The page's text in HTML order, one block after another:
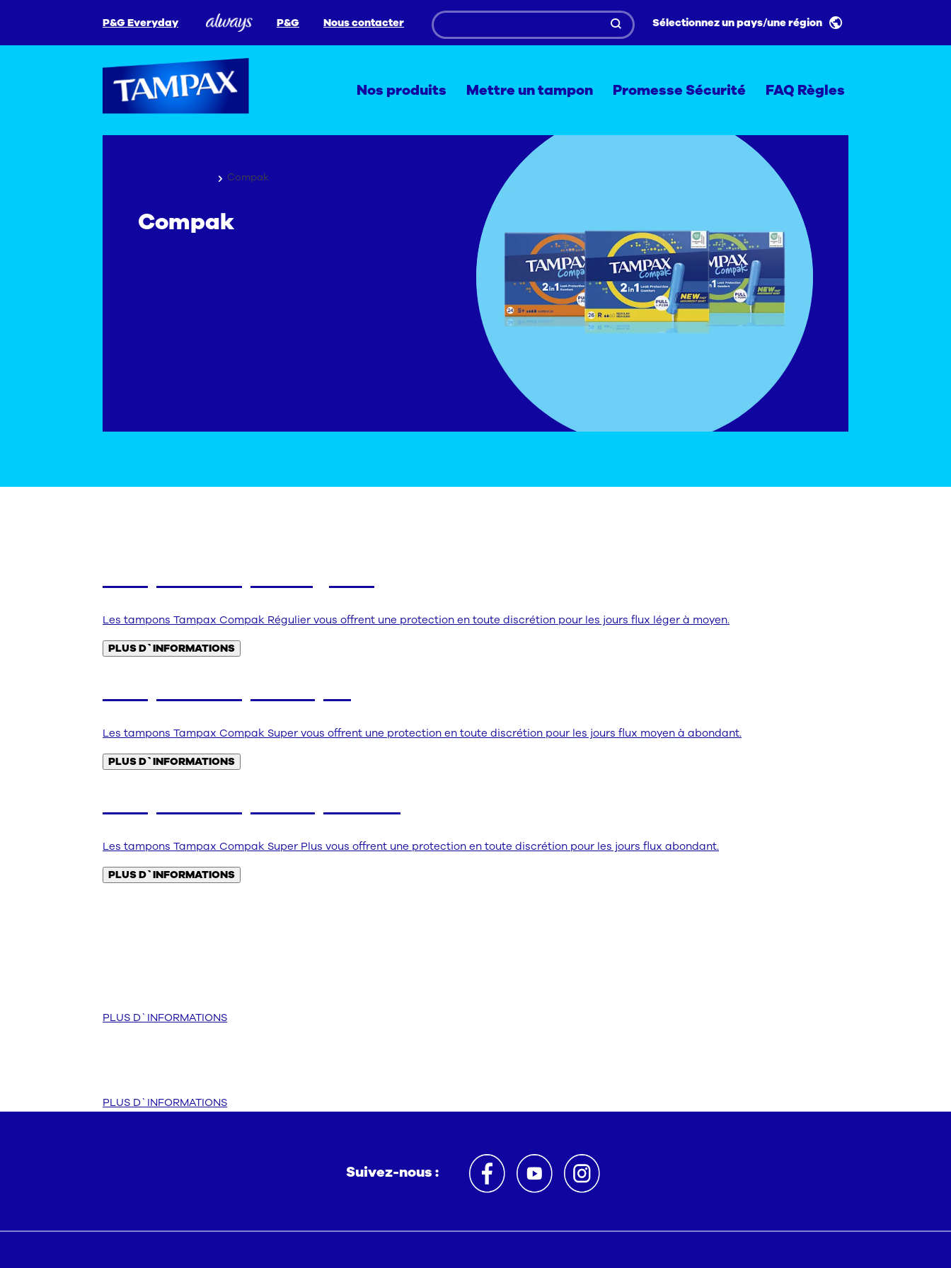
P&G Everyday P&G Nous contacter Sélectionnez un pays/une région
Nos produits Mettre un tampon Promesse Sécurité FAQ Règles
Compak
Compak
Tampax Compak Régulier
Les tampons Tampax Compak Régulier vous offrent une protection en toute discrétion pour les jours flux léger à moyen.
PLUS D`INFORMATIONS
Tampax Compak Super
Les tampons Tampax Compak Super vous offrent une protection en toute discrétion pour les jours flux moyen à abondant.
PLUS D`INFORMATIONS
Tampax Compak Super Plus
Les tampons Tampax Compak Super Plus vous offrent une protection en toute discrétion pour les jours flux abondant.
PLUS D`INFORMATIONS
PLUS D`INFORMATIONS
PLUS D`INFORMATIONS
Suivez-nous :